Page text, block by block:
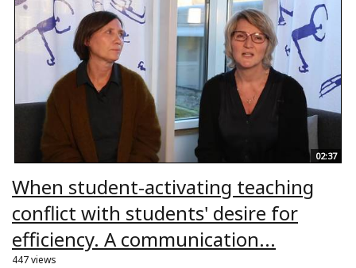
02:37
When student-activating teaching
conflict with students' desire for
efficiency. A communication...
447 views